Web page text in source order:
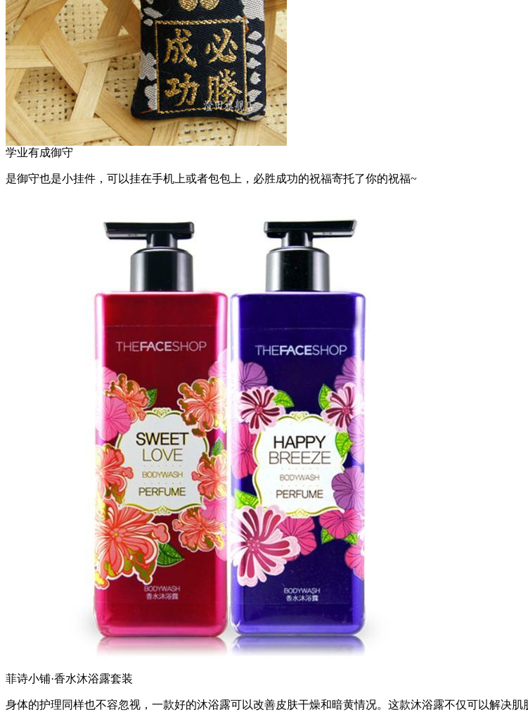
学业有成御守
是御守也是小挂件，可以挂在手机上或者包包上，必胜成功的祝福寄托了你的祝福~
菲诗小铺·香水沐浴露套装
身体的护理同样也不容忽视，一款好的沐浴露可以改善皮肤干燥和暗黄情况。这款沐浴露不仅可以解决